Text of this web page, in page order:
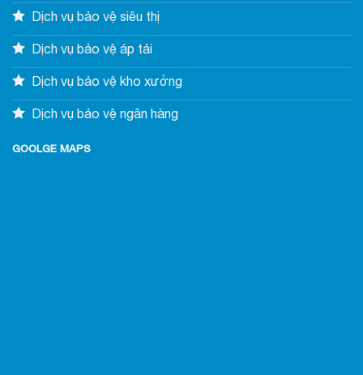
Dịch vụ bảo vệ siêu thị
Dịch vụ bảo vệ áp tải
Dịch vụ bảo vệ kho xưởng
Dịch vụ bảo vệ ngân hàng
GOOLGE MAPS